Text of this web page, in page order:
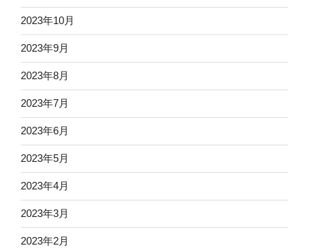
2023年10月
2023年9月
2023年8月
2023年7月
2023年6月
2023年5月
2023年4月
2023年3月
2023年2月